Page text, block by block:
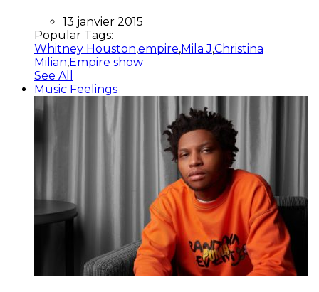
13 janvier 2015
Popular Tags:
Whitney Houston,empire,Mila J,Christina
Milian,Empire show
See All
Music Feelings